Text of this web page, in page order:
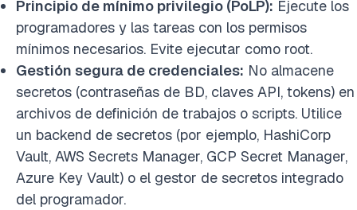
Principio de mínimo privilegio (PoLP): Ejecute los
programadores y las tareas con los permisos
mínimos necesarios. Evite ejecutar como root.
Gestión segura de credenciales: No almacene
secretos (contraseñas de BD, claves API, tokens) en
archivos de definición de trabajos o scripts. Utilice
un backend de secretos (por ejemplo, HashiCorp
Vault, AWS Secrets Manager, GCP Secret Manager,
Azure Key Vault) o el gestor de secretos integrado
del programador.